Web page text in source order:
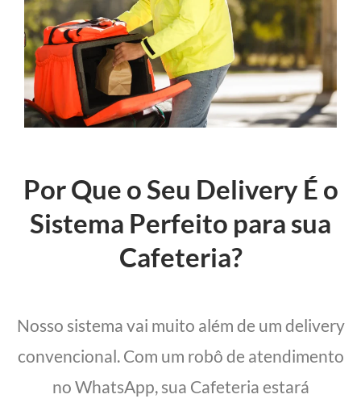
Por Que o Seu Delivery É o
Sistema Perfeito para sua
Cafeteria?
Nosso sistema vai muito além de um delivery
convencional. Com um robô de atendimento
no WhatsApp, sua Cafeteria estará